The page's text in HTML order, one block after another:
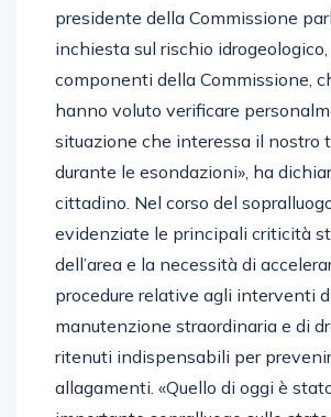
presidente della Commissione
inchiesta sul rischio
componenti della Commissione,
hanno voluto verificare
situazione che interessa il nostro
durante le esondazioni», ha
cittadino. Nel corso del
evidenziate le principali criticità
dell’area e la necessità di
procedure relative agli interventi
manutenzione straordinaria e di
ritenuti indispensabili per
allagamenti. «Quello di oggi è